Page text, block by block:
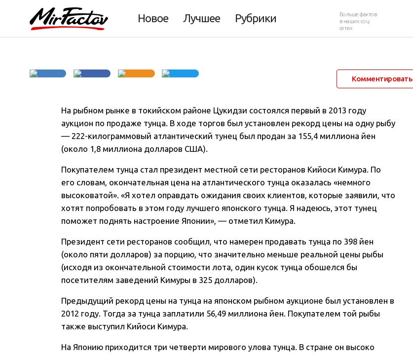
Новое Лучшее Рубрики
Больше фактов
в наших соц.
сетях
Комментировать
На рыбном рынке в токийском районе Цукидзи состоялся первый в 2013 году
аукцион по продаже тунца . В ходе торгов был установлен рекорд цены на одну рыбу
— 222-килограммовый атлантический тунец был продан за 155,4 миллиона йен
(около 1,8 миллиона долларов США).
Покупателем тунца стал президент местной сети ресторанов Кийоси Кимура. По
его словам, окончательная цена на атлантического тунца оказалась «немного
высоковатой». «Я хотел оправдать ожидания своих клиентов, которые заявили, что
хотят попробовать в этом году лучшего японского тунца. Я надеюсь, этот тунец
поможет поднять настроение Японии», — отметил Кимура.
Президент сети ресторанов сообщил, что намерен продавать тунца по 398 йен
(около пяти долларов) за порцию, что значительно меньше реальной цены рыбы
(исходя из окончательной стоимости лота, один кусок тунца обошелся бы
посетителям заведений Кимуры в 325 долларов).
Предыдущий рекорд цены на тунца на японском рыбном аукционе был установлен в
2012 году. Тогда за тунца заплатили 56,49 миллиона йен. Покупателем той рыбы
также выступил Кийоси Кимура.
На Японию приходится три четверти мирового улова тунца. В стране он высоко